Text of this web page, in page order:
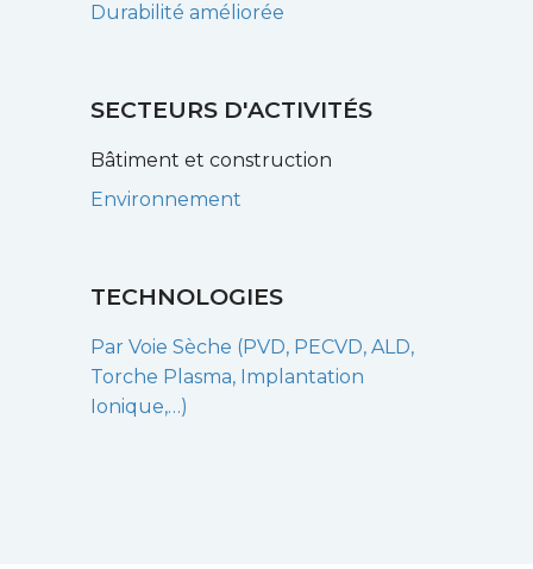
Durabilité améliorée
SECTEURS D'ACTIVITÉS
Bâtiment et construction
Environnement
TECHNOLOGIES
Par Voie Sèche (PVD, PECVD, ALD,
Torche Plasma, Implantation
Ionique,…)